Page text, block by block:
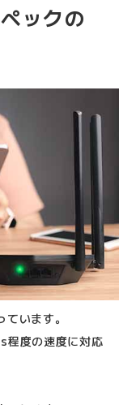
ックの
います。
度の速度に対応